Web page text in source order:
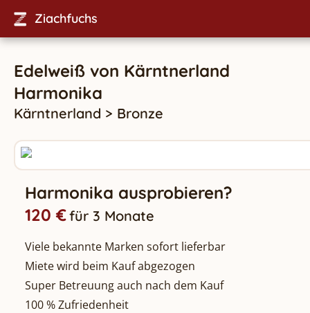
Ziachfuchs
Edelweiß von Kärntnerland
Harmonika
Kärntnerland > Bronze
Harmonika ausprobieren?
120 €für 3 Monate
Viele bekannte Marken sofort lieferbar
Miete wird beim Kauf abgezogen
Super Betreuung auch nach dem Kauf
100 % Zufriedenheit